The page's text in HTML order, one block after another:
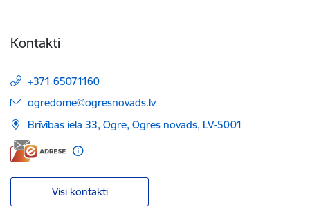
Kontakti
+371 65071160
E-pasts:
ogredome@ogresnovads.lv
Brīvības iela 33, Ogre, Ogres novads, LV-5001
Visi kontakti